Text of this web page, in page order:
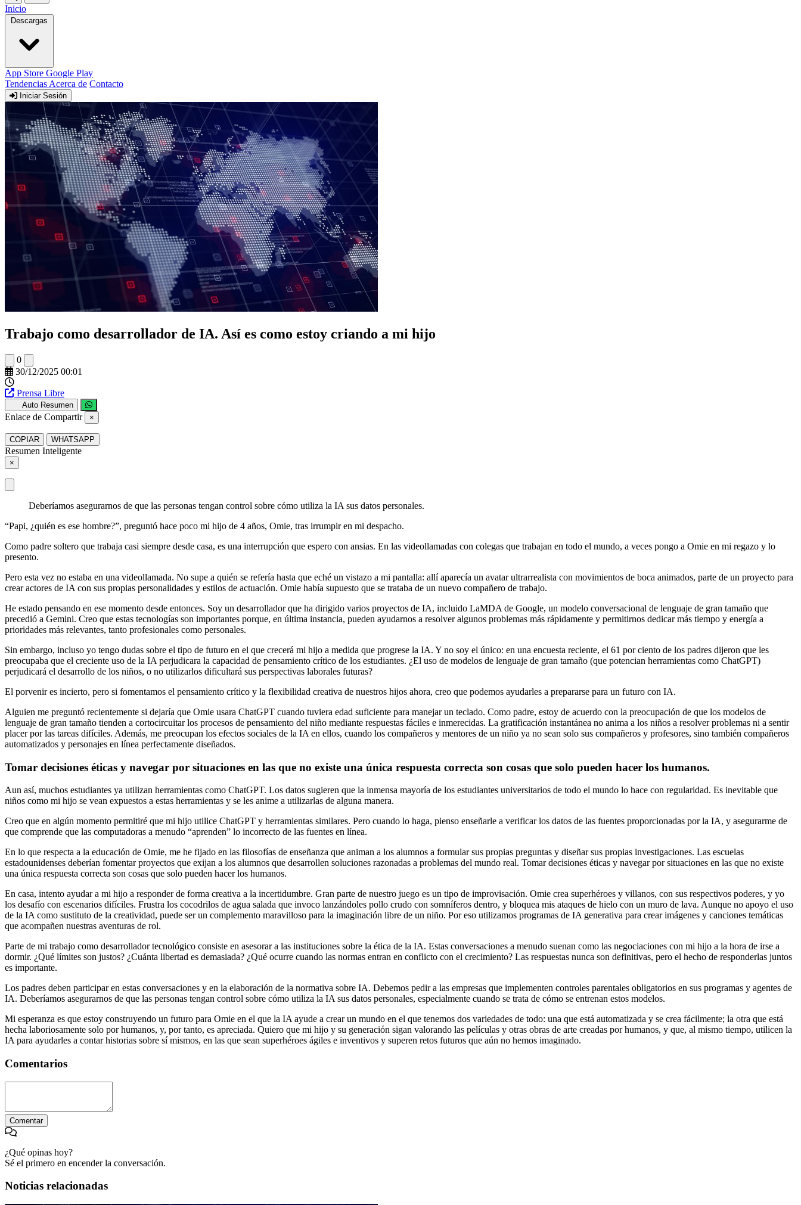
Inicio
Descargas
App Store Google Play
Tendencias Acerca de Contacto
Iniciar Sesión
Trabajo como desarrollador de IA. Así es como estoy criando a mi hijo
0
30/12/2025 00:01
Prensa Libre
Auto Resumen
Enlace de Compartir ×
COPIAR WHATSAPP
Resumen Inteligente
×
Deberíamos asegurarnos de que las personas tengan control sobre cómo utiliza la IA sus datos personales.
“Papi, ¿quién es ese hombre?”, preguntó hace poco mi hijo de 4 años, Omie, tras irrumpir en mi despacho.
Como padre soltero que trabaja casi siempre desde casa, es una interrupción que espero con ansias. En las videollamadas con colegas que trabajan en todo el mundo, a veces pongo a Omie en mi regazo y lo
presento.
Pero esta vez no estaba en una videollamada. No supe a quién se refería hasta que eché un vistazo a mi pantalla: allí aparecía un avatar ultrarrealista con movimientos de boca animados, parte de un proyecto para
crear actores de IA con sus propias personalidades y estilos de actuación. Omie había supuesto que se trataba de un nuevo compañero de trabajo.
He estado pensando en ese momento desde entonces. Soy un desarrollador que ha dirigido varios proyectos de IA, incluido LaMDA de Google, un modelo conversacional de lenguaje de gran tamaño que
precedió a Gemini. Creo que estas tecnologías son importantes porque, en última instancia, pueden ayudarnos a resolver algunos problemas más rápidamente y permitirnos dedicar más tiempo y energía a
prioridades más relevantes, tanto profesionales como personales.
Sin embargo, incluso yo tengo dudas sobre el tipo de futuro en el que crecerá mi hijo a medida que progrese la IA. Y no soy el único: en una encuesta reciente, el 61 por ciento de los padres dijeron que les
preocupaba que el creciente uso de la IA perjudicara la capacidad de pensamiento crítico de los estudiantes. ¿El uso de modelos de lenguaje de gran tamaño (que potencian herramientas como ChatGPT)
perjudicará el desarrollo de los niños, o no utilizarlos dificultará sus perspectivas laborales futuras?
El porvenir es incierto, pero si fomentamos el pensamiento crítico y la flexibilidad creativa de nuestros hijos ahora, creo que podemos ayudarles a prepararse para un futuro con IA.
Alguien me preguntó recientemente si dejaría que Omie usara ChatGPT cuando tuviera edad suficiente para manejar un teclado. Como padre, estoy de acuerdo con la preocupación de que los modelos de
lenguaje de gran tamaño tienden a cortocircuitar los procesos de pensamiento del niño mediante respuestas fáciles e inmerecidas. La gratificación instantánea no anima a los niños a resolver problemas ni a sentir
placer por las tareas difíciles. Además, me preocupan los efectos sociales de la IA en ellos, cuando los compañeros y mentores de un niño ya no sean solo sus compañeros y profesores, sino también compañeros
automatizados y personajes en línea perfectamente diseñados.
Tomar decisiones éticas y navegar por situaciones en las que no existe una única respuesta correcta son cosas que solo pueden hacer los humanos.
Aun así, muchos estudiantes ya utilizan herramientas como ChatGPT. Los datos sugieren que la inmensa mayoría de los estudiantes universitarios de todo el mundo lo hace con regularidad. Es inevitable que
niños como mi hijo se vean expuestos a estas herramientas y se les anime a utilizarlas de alguna manera.
Creo que en algún momento permitiré que mi hijo utilice ChatGPT y herramientas similares. Pero cuando lo haga, pienso enseñarle a verificar los datos de las fuentes proporcionadas por la IA, y asegurarme de
que comprende que las computadoras a menudo “aprenden” lo incorrecto de las fuentes en línea.
En lo que respecta a la educación de Omie, me he fijado en las filosofías de enseñanza que animan a los alumnos a formular sus propias preguntas y diseñar sus propias investigaciones. Las escuelas
estadounidenses deberían fomentar proyectos que exijan a los alumnos que desarrollen soluciones razonadas a problemas del mundo real. Tomar decisiones éticas y navegar por situaciones en las que no existe
una única respuesta correcta son cosas que solo pueden hacer los humanos.
En casa, intento ayudar a mi hijo a responder de forma creativa a la incertidumbre. Gran parte de nuestro juego es un tipo de improvisación. Omie crea superhéroes y villanos, con sus respectivos poderes, y yo
los desafío con escenarios difíciles. Frustra los cocodrilos de agua salada que invoco lanzándoles pollo crudo con somníferos dentro, y bloquea mis ataques de hielo con un muro de lava. Aunque no apoyo el uso
de la IA como sustituto de la creatividad, puede ser un complemento maravilloso para la imaginación libre de un niño. Por eso utilizamos programas de IA generativa para crear imágenes y canciones temáticas
que acompañen nuestras aventuras de rol.
Parte de mi trabajo como desarrollador tecnológico consiste en asesorar a las instituciones sobre la ética de la IA. Estas conversaciones a menudo suenan como las negociaciones con mi hijo a la hora de irse a
dormir. ¿Qué límites son justos? ¿Cuánta libertad es demasiada? ¿Qué ocurre cuando las normas entran en conflicto con el crecimiento? Las respuestas nunca son definitivas, pero el hecho de responderlas juntos
es importante.
Los padres deben participar en estas conversaciones y en la elaboración de la normativa sobre IA. Debemos pedir a las empresas que implementen controles parentales obligatorios en sus programas y agentes de
IA. Deberíamos asegurarnos de que las personas tengan control sobre cómo utiliza la IA sus datos personales, especialmente cuando se trata de cómo se entrenan estos modelos.
Mi esperanza es que estoy construyendo un futuro para Omie en el que la IA ayude a crear un mundo en el que tenemos dos variedades de todo: una que está automatizada y se crea fácilmente; la otra que está
hecha laboriosamente solo por humanos, y, por tanto, es apreciada. Quiero que mi hijo y su generación sigan valorando las películas y otras obras de arte creadas por humanos, y que, al mismo tiempo, utilicen la
IA para ayudarles a contar historias sobre sí mismos, en las que sean superhéroes ágiles e inventivos y superen retos futuros que aún no hemos imaginado.
Comentarios
Comentar
¿Qué opinas hoy?
Sé el primero en encender la conversación.
Noticias relacionadas